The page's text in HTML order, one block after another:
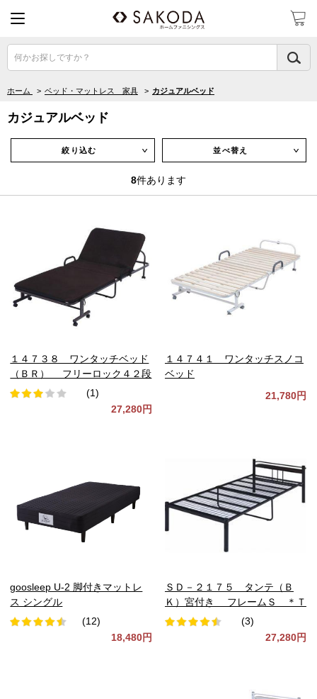
何かお探しですか？
ホーム > ベッド・マットレス 家具 > カジュアルベッド
カジュアルベッド
絞り込む ∨ 並べ替え ∨
8件あります
１４７３８ ワンタッチベッド
（ＢＲ） フリーロック４２段
(1)
27,280円
１４７４１ ワンタッチスノコ
ベッド
21,780円
goosleep U-2 脚付きマットレ
ス シングル
(12)
18,480円
ＳＤ－２１７５ タンテ（Ｂ
Ｋ）宮付き フレームＳ ＊Ｔ
(3)
27,280円